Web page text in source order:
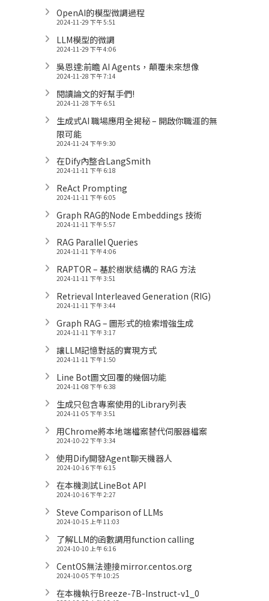
OpenAI的模型微調過程
2024-11-29 下午 5:51
LLM模型的微調
2024-11-29 下午 4:06
吳恩達:前瞻 AI Agents，顛覆未來想像
2024-11-28 下午 7:14
閱讀論文的好幫手們!
2024-11-28 下午 6:51
生成式AI 職場應用全揭秘 – 開啟你職涯的無
限可能
2024-11-24 下午 9:30
在Dify內整合LangSmith
2024-11-11 下午 6:18
ReAct Prompting
2024-11-11 下午 6:05
Graph RAG的Node Embeddings 技術
2024-11-11 下午 5:57
RAG Parallel Queries
2024-11-11 下午 4:06
RAPTOR – 基於樹狀結構的 RAG 方法
2024-11-11 下午 3:51
Retrieval Interleaved Generation (RIG)
2024-11-11 下午 3:44
Graph RAG – 圖形式的檢索增強生成
2024-11-11 下午 3:17
讓LLM記憶對話的實現方式
2024-11-11 下午 1:50
Line Bot圖文回覆的幾個功能
2024-11-08 下午 6:38
生成只包含專案使用的Library列表
2024-11-05 下午 3:51
用Chrome將本地端檔案替代伺服器檔案
2024-10-22 下午 3:34
使用Dify開發Agent聊天機器人
2024-10-16 下午 6:15
在本機測試LineBot API
2024-10-16 下午 2:27
Steve Comparison of LLMs
2024-10-15 上午 11:03
了解LLM的函數調用function calling
2024-10-10 上午 6:16
CentOS無法連接mirror.centos.org
2024-10-05 下午 10:25
在本機執行Breeze-7B-Instruct-v1_0